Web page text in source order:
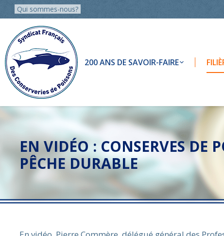
Qui sommes-nous?
200 ANS DE SAVOIR-FAIRE
EN VIDÉO : CONSERVES DE
PÊCHE DURABLE